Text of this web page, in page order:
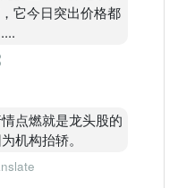
它今日突出价格都
点燃就是龙头股的
机构抬轿。